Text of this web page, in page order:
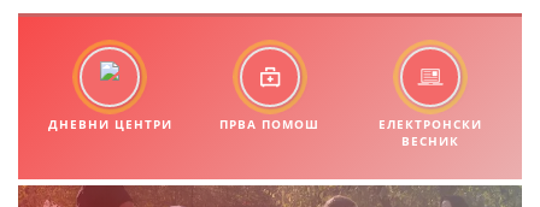
ДНЕВНИ ЦЕНТРИ ПРВА ПОМОШ
ЕЛЕКТРОНСКИ
ВЕСНИК